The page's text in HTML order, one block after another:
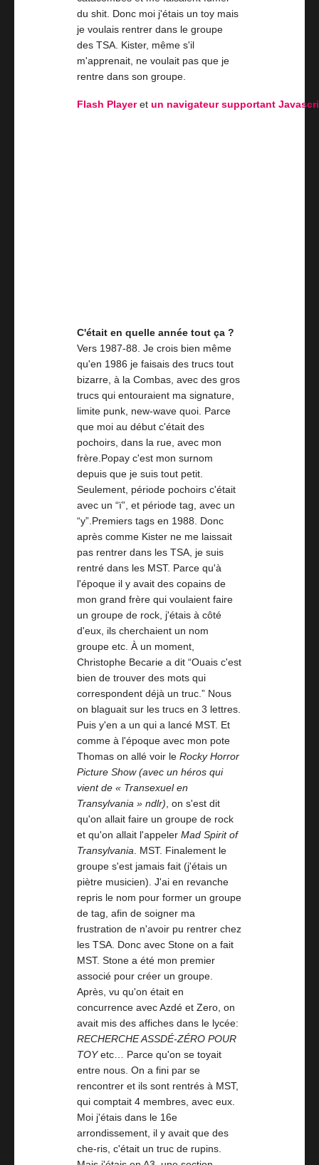
du shit. Donc moi j'étais un toy mais
je voulais rentrer dans le groupe
des TSA. Kister, même s'il
m'apprenait, ne voulait pas que je
rentre dans son groupe.
Flash Playeretun navigateur supportant
C'était en quelle année tout ça ?
Vers 1987-88. Je crois bien même
qu'en 1986 je faisais des trucs tout
bizarre, à la Combas, avec des gros
trucs qui entouraient ma signature,
limite punk, new-wave quoi. Parce
que moi au début c'était des
pochoirs, dans la rue, avec mon
frère.Popay c'est mon surnom
depuis que je suis tout petit.
Seulement, période pochoirs c'était
avec un “ï”, et période tag, avec un
“y”.Premiers tags en 1988. Donc
après comme Kister ne me laissait
pas rentrer dans les TSA, je suis
rentré dans les MST. Parce qu'à
l'époque il y avait des copains de
mon grand frère qui voulaient faire
un groupe de rock, j'étais à côté
d'eux, ils cherchaient un nom
groupe etc. À un moment,
Christophe Becarie a dit “Ouais c'est
bien de trouver des mots qui
correspondent déjà un truc.” Nous
on blaguait sur les trucs en 3 lettres.
Puis y'en a un qui a lancé MST. Et
comme à l'époque avec mon pote
Thomas on allé voir leRocky Horror
Picture Show (avec un héros qui
vient de « Transexuel en
Transylvania » ndlr), on s'est dit
qu'on allait faire un groupe de rock
et qu'on allait l'appelerMad Spirit of
Transylvania. MST. Finalement le
groupe s'est jamais fait (j'étais un
piètre musicien). J'ai en revanche
repris le nom pour former un groupe
de tag, afin de soigner ma
frustration de n'avoir pu rentrer chez
les TSA. Donc avec Stone on a fait
MST. Stone a été mon premier
associé pour créer un groupe.
Après, vu qu'on était en
concurrence avec Azdé et Zero, on
avait mis des affiches dans le lycée:
RECHERCHE ASSDÉ-ZÉRO POUR
TOYetc… Parce qu'on se toyait
entre nous. On a fini par se
rencontrer et ils sont rentrés à MST,
qui comptait 4 membres, avec eux.
Moi j'étais dans le 16e
arrondissement, il y avait que des
che-ris, c'était un truc de rupins.